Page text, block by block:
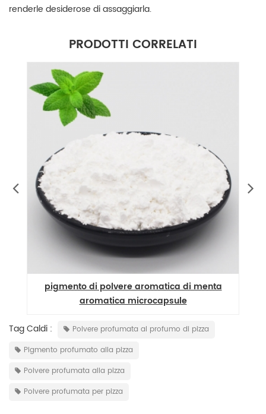
renderle desiderose di assaggiarla.
PRODOTTI CORRELATI
pigmento di polvere aromatica di menta
aromatica microcapsule
Tag Caldi :
Polvere profumata al profumo di pizza
Pigmento profumato alla pizza
Polvere profumata alla pizza
Polvere profumata per pizza